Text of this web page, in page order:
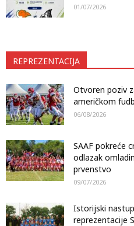
01/07/2026
REPREZENTACIJA
Otvoren poziv
američkom
06/08/2026
SAAF pokreće
odlazak
prvenstvo
09/07/2026
Istorijski
reprezentacije